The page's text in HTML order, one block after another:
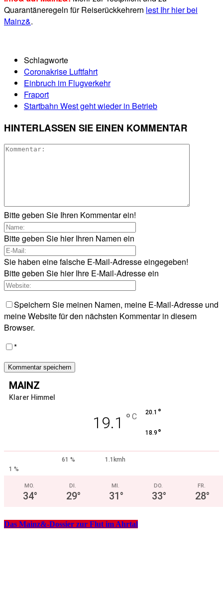
Quarantäneregeln für Reiserückkehrern lest Ihr hier bei
Mainz&.
Schlagworte
Coronakrise Luftfahrt
Einbruch im Flugverkehr
Fraport
Startbahn West geht wieder in Betrieb
HINTERLASSEN SIE EINEN KOMMENTAR
Bitte geben Sie Ihren Kommentar ein!
Bitte geben Sie hier Ihren Namen ein
Sie haben eine falsche E-Mail-Adresse eingegeben!
Bitte geben Sie hier Ihre E-Mail-Adresse ein
Speichern Sie meinen Namen, meine E-Mail-Adresse und
meine Website für den nächsten Kommentar in diesem
Browser.
*
MAINZ
Klarer Himmel
19.1 ° C 20.1 °
18.9 °
61 %
1.1kmh
1 %
MO.
34°
DI.
29°
MI.
31°
DO.
33°
FR.
28°
Das Mainz&-Dossier zur Flut im Ahrtal